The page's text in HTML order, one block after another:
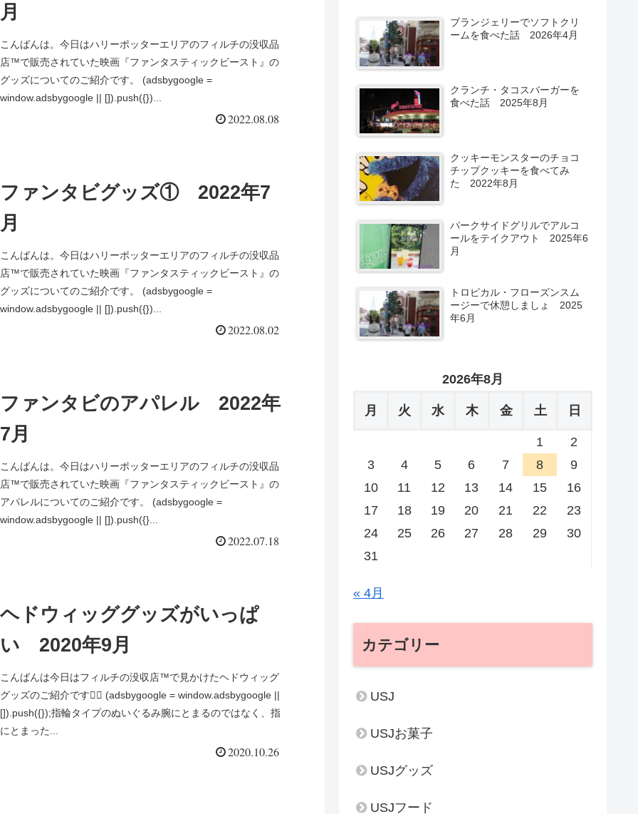
月
こんばんは。今日はハリーポッターエリアのフィルチの没収品
店™で販売されていた映画『ファンタスティックビースト』の
グッズについてのご紹介です。 (adsbygoogle =
window.adsbygoogle || []).push({})...
2022.08.08
ファンタビグッズ① 2022年7
月
こんばんは。今日はハリーポッターエリアのフィルチの没収品
店™で販売されていた映画『ファンタスティックビースト』の
グッズについてのご紹介です。 (adsbygoogle =
window.adsbygoogle || []).push({})...
2022.08.02
ファンタビのアパレル 2022年
7月
こんばんは。今日はハリーポッターエリアのフィルチの没収品
店™で販売されていた映画『ファンタスティックビースト』の
アパレルについてのご紹介です。 (adsbygoogle =
window.adsbygoogle || []).push({}...
2022.07.18
ヘドウィッググッズがいっぱ
い 2020年9月
こんばんは今日はフィルチの没収店™で見かけたヘドウィッグ
グッズのご紹介です🧙‍♂️ (adsbygoogle = window.adsbygoogle ||
[]).push({});指輪タイプのぬいぐるみ腕にとまるのではなく、指
にとまった...
2020.10.26
ブランジェリーでソフトクリ
ームを食べた話 2026年4月
クランチ・タコスバーガーを
食べた話 2025年8月
クッキーモンスターのチョコ
チップクッキーを食べてみ
た 2022年8月
パークサイドグリルでアルコ
ールをテイクアウト 2025年6
月
トロピカル・フローズンスム
ージーで休憩しましょ 2025
年6月
2026年8月
月 火 水 木 金 土 日
1
2
3
4 5 6 7 8
9
10
11 12 13 14 15
16
17
18 19 20 21 22
23
24
25 26 27 28 29
30
31
« 4月
カテゴリー
USJ
USJお菓子
USJグッズ
USJフード